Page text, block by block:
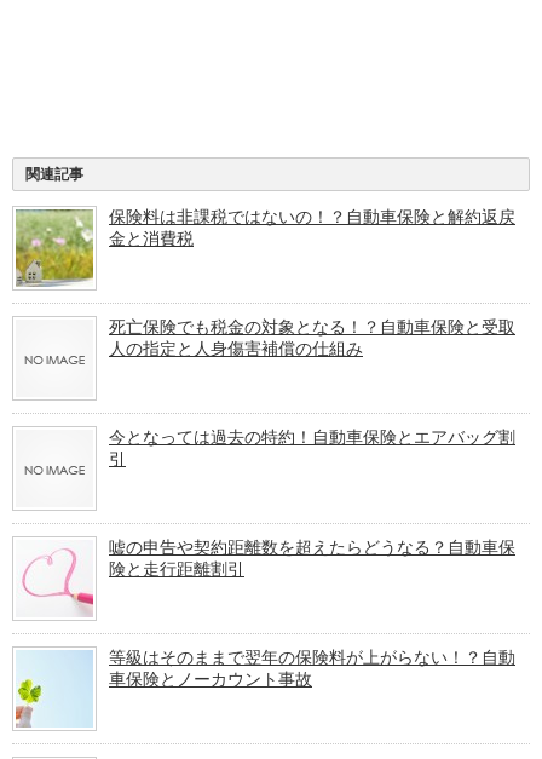
関連記事
保険料は非課税ではないの！？自動車保険と解約返戻
金と消費税
死亡保険でも税金の対象となる！？自動車保険と受取
人の指定と人身傷害補償の仕組み
今となっては過去の特約！自動車保険とエアバッグ割
引
嘘の申告や契約距離数を超えたらどうなる？自動車保
険と走行距離割引
等級はそのままで翌年の保険料が上がらない！？自動
車保険とノーカウント事故